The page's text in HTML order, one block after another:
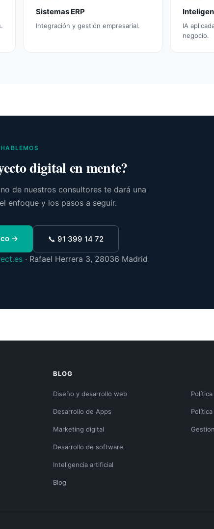
Sistemas ERP
Integración y gestión empresarial.
IA
negocio.
HABLEMOS
digital en mente?
de nuestros consultores te dará una
enfoque y los pasos a seguir.
→ 📞 91 399 14 72
· Rafael Herrera 3, 28036 Madrid
BLOG
Diseño y desarrollo web
Desarrollo de Apps
Marketing digital
Desarrollo de software
Inteligencia artificial
Blog